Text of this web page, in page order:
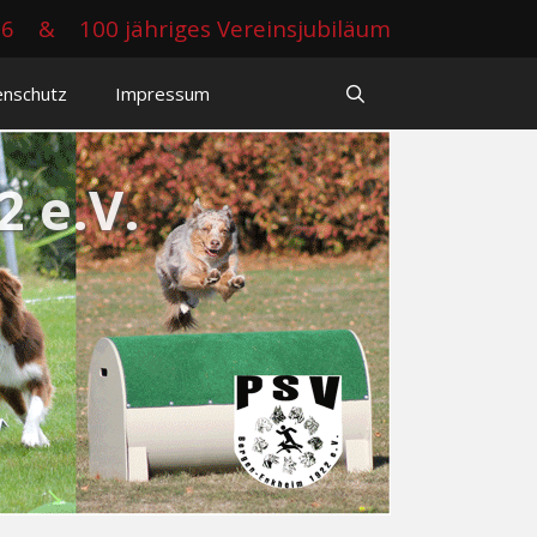
& 100 jähriges Vereinsjubiläum
Impressum
e.V.